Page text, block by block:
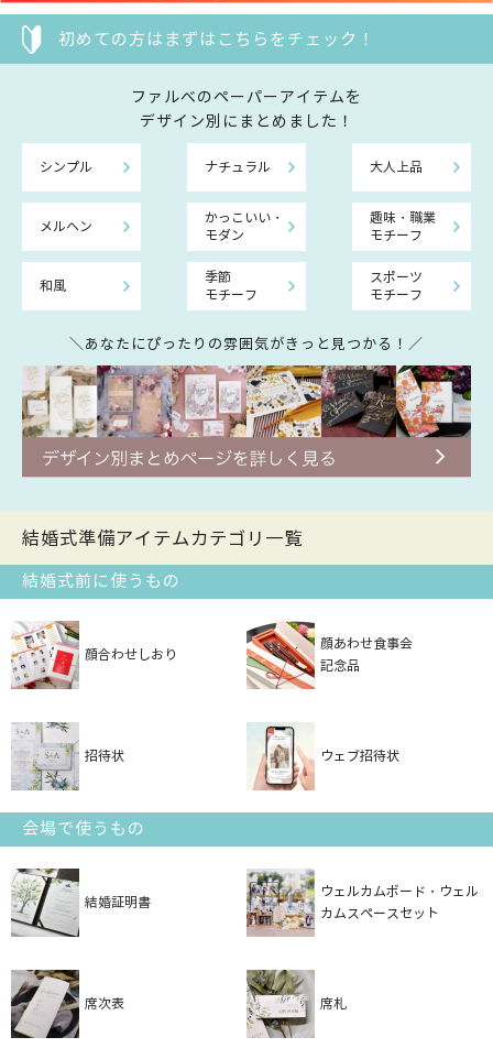
初めての方はまずはこちらをチェック！
ファルべのペーパーアイテムを
デザイン別にまとめました！
シンプル ナチュラル 大人上品
メルヘン
かっこいい・
モダン
趣味・職業
モチーフ
和風
季節
モチーフ
スポーツ
モチーフ
＼あなたにぴったりの雰囲気がきっと見つかる！／
結婚式準備アイテムカテゴリ一覧
結婚式前に使うもの
顔合わせしおり
顔あわせ食事会
記念品
招待状 ウェブ招待状
会場で使うもの
結婚証明書
ウェルカムボード・ウェル
カムスペースセット
席次表 席札